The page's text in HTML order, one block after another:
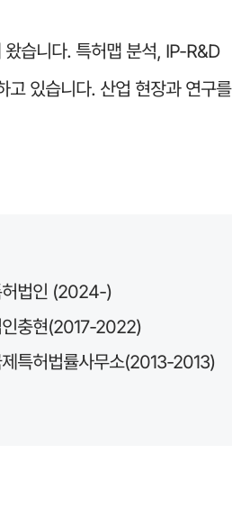
습니다. 특허맵 분석, IP-R&D
고 있습니다. 산업 현장과 연구를
허법인 (2024-)
인충현(2017-2022)
제특허법률사무소(2013-2013)